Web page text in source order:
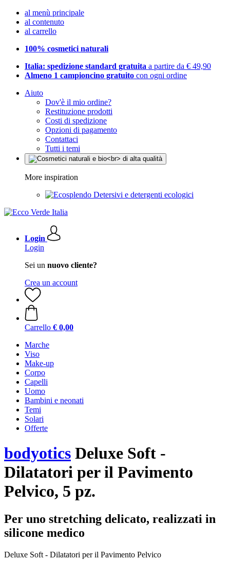
al menù principale
al contenuto
al carrello
100% cosmetici naturali
Italia: spedizione standard gratuita a partire da € 49,90
Almeno 1 campioncino gratuito con ogni ordine
Aiuto
Dov'è il mio ordine?
Restituzione prodotti
Costi di spedizione
Opzioni di pagamento
Contattaci
Tutti i temi
More inspiration
Detersivi e detergenti ecologici
Login
Login
Sei un nuovo cliente?
Crea un account
Carrello € 0,00
Marche
Viso
Make-up
Corpo
Capelli
Uomo
Bambini e neonati
Temi
Solari
Offerte
bodyotics Deluxe Soft -
Dilatatori per il Pavimento
Pelvico, 5 pz.
Per uno stretching delicato, realizzati in
silicone medico
Deluxe Soft - Dilatatori per il Pavimento Pelvico